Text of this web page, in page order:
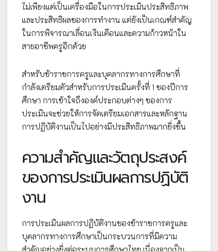
ไม่เพียงแต่เป็นเครื่องมือในการประเมินประสิทธิภาพ
และประสิทธิผลของการทำงาน แต่ยังเป็นเกณฑ์สำคัญ
ในการพิจารณาเลื่อนเงินเดือนและความก้าวหน้าใน
สายอาชีพครูอีกด้วย
สำหรับข้าราชการครูและบุคลากรทางการศึกษาที่
กำลังเตรียมตัวสำหรับการประเมินครั้งที่ 1 ของปีการ
ศึกษา การเข้าใจถึงองค์ประกอบต่างๆ ของการ
ประเมินจะช่วยให้การจัดเตรียมเอกสารและหลักฐาน
การปฏิบัติงานเป็นไปอย่างมีประสิทธิภาพมากยิ่งขึ้น
ความสำคัญและวัตถุประสงค์
ของการประเมินผลการปฏิบัติ
งาน
การประเมินผลการปฏิบัติงานของข้าราชการครูและ
บุคลากรทางการศึกษาเป็นกระบวนการที่มีความ